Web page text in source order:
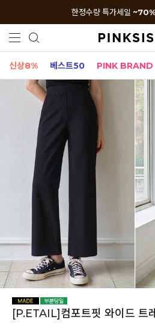
한정수량 특가세일
신상8% 베스트50 PINK BRAND
[P.ETAIL]컴포트핏 와이드 트